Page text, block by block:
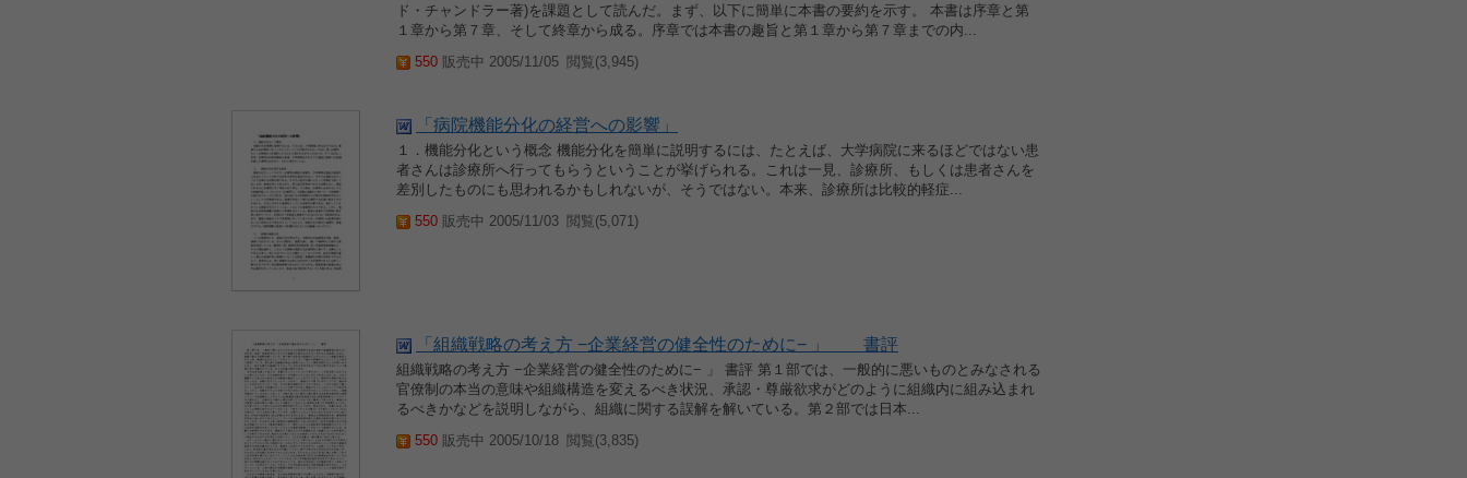
ド・チャンドラー著)を課題として読んだ。まず、以下に簡単に本書の要約を示す。 本書は序章と第
１章から第７章、そして終章から成る。序章では本書の趣旨と第１章から第７章までの内...
550 販売中 2005/11/05 閲覧(3,945)
「病院機能分化の経営への影響」
１．機能分化という概念 機能分化を簡単に説明するには、たとえば、大学病院に来るほどではない患
者さんは診療所へ行ってもらうということが挙げられる。これは一見、診療所、もしくは患者さんを
差別したものにも思われるかもしれないが、そうではない。本来、診療所は比較的軽症...
550 販売中 2005/11/03 閲覧(5,071)
「組織戦略の考え方 −企業経営の健全性のために− 」 書評
組織戦略の考え方 −企業経営の健全性のために− 」 書評 第１部では、一般的に悪いものとみなされる
官僚制の本当の意味や組織構造を変えるべき状況、承認・尊厳欲求がどのように組織内に組み込まれ
るべきかなどを説明しながら、組織に関する誤解を解いている。第２部では日本...
550 販売中 2005/10/18 閲覧(3,835)